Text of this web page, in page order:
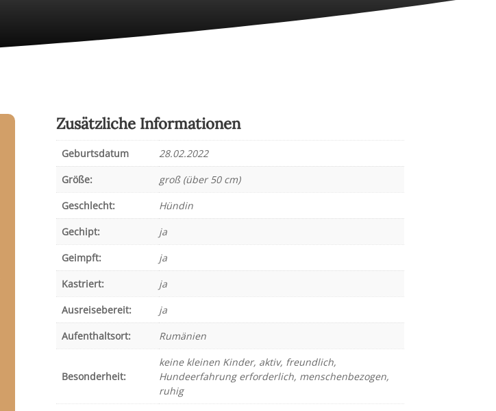
Zusätzliche Informationen
Geburtsdatum
28.02.2022
Größe:
groß (über 50 cm)
Geschlecht:
Hündin
Gechipt:
ja
Geimpft:
ja
Kastriert:
ja
Ausreisebereit:
ja
Aufenthaltsort:
Rumänien
Besonderheit:
keine kleinen Kinder, aktiv, freundlich,
Hundeerfahrung erforderlich, menschenbezogen,
ruhig